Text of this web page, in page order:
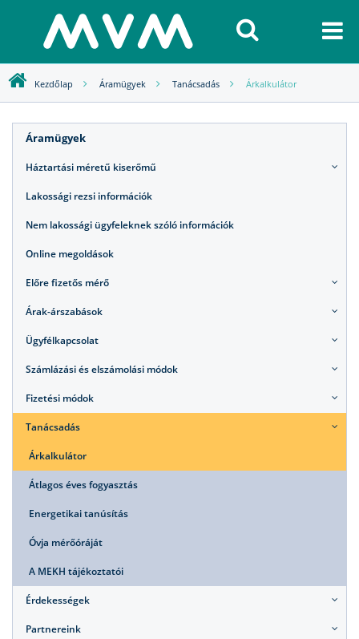
Kezdőlap Áramügyek Tanácsadás Árkalkulátor
Áramügyek
Háztartási méretű kiserőmű
Lakossági rezsi információk
Nem lakossági ügyfeleknek szóló információk
Online megoldások
Előre fizetős mérő
Árak-árszabások
Ügyfélkapcsolat
Számlázási és elszámolási módok
Fizetési módok
Tanácsadás
Árkalkulátor
Átlagos éves fogyasztás
Energetikai tanúsítás
Óvja mérőóráját
A MEKH tájékoztatói
Érdekességek
Partnereink